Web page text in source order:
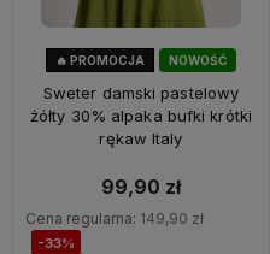
NOWOŚĆ
🔥 PROMOCJA
Sweter damski pastelowy
żółty 30% alpaka bufki krótki
rękaw Italy
99,90 zł
Cena regularna: 149,90 zł
-33%